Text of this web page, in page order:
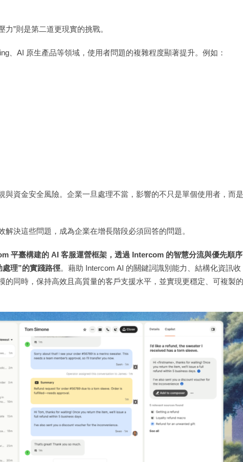
”則是第二道更現實的挑戰。
、AI 原生產品等領域，使用者問題的複雜程度顯著提升。例如：
資金安全風險。企業一旦處理不當，影響的不只是單個使用者，而是
決這些問題，成為企業在增長階段必須回答的問題。
平臺構建的 AI 客服運營框架，透過 Intercom 的智慧分流與優先順序
理”的實踐路徑。藉助 Intercom AI 的關鍵詞識別能力、結構化資訊收
同時，保持高效且高質量的客戶支援水平，並實現更穩定、可複製的